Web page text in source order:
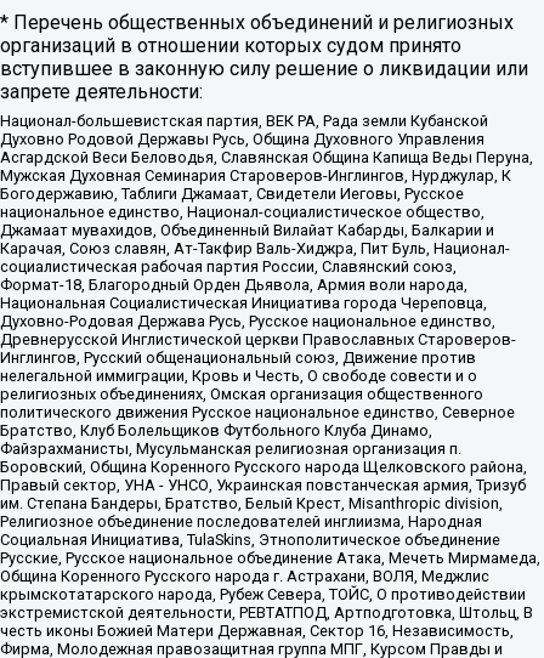
* Перечень общественных объединений и религиозных
организаций в отношении которых судом принято
вступившее в законную силу решение о ликвидации или
запрете деятельности:
Национал-большевистская партия, ВЕК РА, Рада земли Кубанской
Духовно Родовой Державы Русь, Община Духовного Управления
Асгардской Веси Беловодья, Славянская Община Капища Веды Перуна,
Мужская Духовная Семинария Староверов-Инглингов, Нурджулар, К
Богодержавию, Таблиги Джамаат, Свидетели Иеговы, Русское
национальное единство, Национал-социалистическое общество,
Джамаат мувахидов, Объединенный Вилайат Кабарды, Балкарии и
Карачая, Союз славян, Ат-Такфир Валь-Хиджра, Пит Буль, Национал-
социалистическая рабочая партия России, Славянский союз,
Формат-18, Благородный Орден Дьявола, Армия воли народа,
Национальная Социалистическая Инициатива города Череповца,
Духовно-Родовая Держава Русь, Русское национальное единство,
Древнерусской Инглистической церкви Православных Староверов-
Инглингов, Русский общенациональный союз, Движение против
нелегальной иммиграции, Кровь и Честь, О свободе совести и о
религиозных объединениях, Омская организация общественного
политического движения Русское национальное единство, Северное
Братство, Клуб Болельщиков Футбольного Клуба Динамо,
Файзрахманисты, Мусульманская религиозная организация п.
Боровский, Община Коренного Русского народа Щелковского района,
Правый сектор, УНА - УНСО, Украинская повстанческая армия, Тризуб
им. Степана Бандеры, Братство, Белый Крест, Misanthropic division,
Религиозное объединение последователей инглиизма, Народная
Социальная Инициатива, TulaSkins, Этнополитическое объединение
Русские, Русское национальное объединение Атака, Мечеть Мирмамеда,
Община Коренного Русского народа г. Астрахани, ВОЛЯ, Меджлис
крымскотатарского народа, Рубеж Севера, ТОЙС, О противодействии
экстремистской деятельности, РЕВТАТПОД, Артподготовка, Штольц, В
честь иконы Божией Матери Державная, Сектор 16, Независимость,
Фирма, Молодежная правозащитная группа МПГ, Курсом Правды и